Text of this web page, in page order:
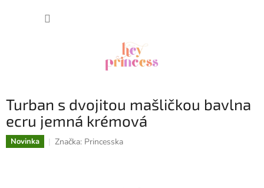
Turban s dvojitou mašličkou bavlna
ecru jemná krémová
Novinka Značka: Princesska